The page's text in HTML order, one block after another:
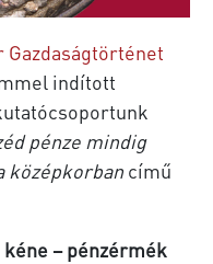
indított
pénze mindig
középkorban című
– pénzérmék